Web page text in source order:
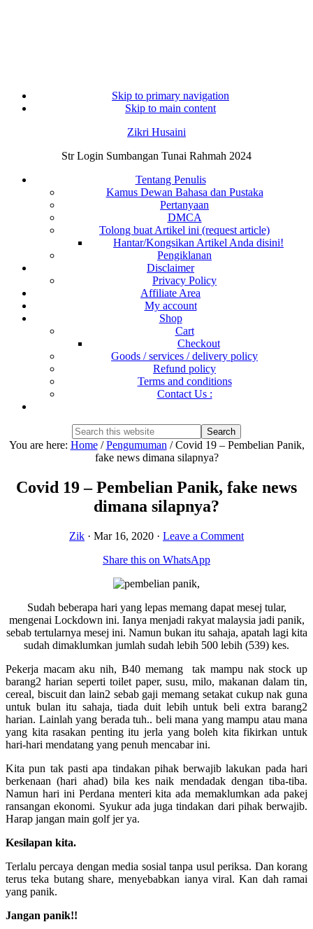
Skip to primary navigation
Skip to main content
Zikri Husaini
Str Login Sumbangan Tunai Rahmah 2024
Tentang Penulis
Kamus Dewan Bahasa dan Pustaka
Pertanyaan
DMCA
Tolong buat Artikel ini (request article)
Hantar/Kongsikan Artikel Anda disini!
Pengiklanan
Disclaimer
Privacy Policy
Affiliate Area
My account
Shop
Cart
Checkout
Goods / services / delivery policy
Refund policy
Terms and conditions
Contact Us :
Search
this
website
Hide
Search
You are here: Home / Pengumuman /Covid 19 – Pembelian Panik,
fake news dimana silapnya?
Covid 19 – Pembelian Panik, fake news
dimana silapnya?
Zik · Mar 16, 2020 · Leave a Comment
Share this on WhatsApp
Sudah beberapa hari yang lepas memang dapat mesej tular,
mengenai Lockdown ini. Ianya menjadi rakyat malaysia jadi panik,
sebab tertularnya mesej ini. Namun bukan itu sahaja, apatah lagi kita
sudah dimaklumkan jumlah sudah lebih 500 lebih (539) kes.
Pekerja macam aku nih, B40 memang tak mampu nak stock up
barang2 harian seperti toilet paper, susu, milo, makanan dalam tin,
cereal, biscuit dan lain2 sebab gaji memang setakat cukup nak guna
untuk bulan itu sahaja, tiada duit lebih untuk beli extra barang2
harian. Lainlah yang berada tuh.. beli mana yang mampu atau mana
yang kita rasakan penting itu jerla yang boleh kita fikirkan untuk
hari-hari mendatang yang penuh mencabar ini.
Kita pun tak pasti apa tindakan pihak berwajib lakukan pada hari
berkenaan (hari ahad) bila kes naik mendadak dengan tiba-tiba.
Namun hari ini Perdana menteri kita ada memaklumkan ada pakej
ransangan ekonomi. Syukur ada juga tindakan dari pihak berwajib.
Harap jangan main golf jer ya.
Kesilapan kita.
Terlalu percaya dengan media sosial tanpa usul periksa. Dan korang
terus teka butang share, menyebabkan ianya viral. Kan dah ramai
yang panik.
Jangan panik!!